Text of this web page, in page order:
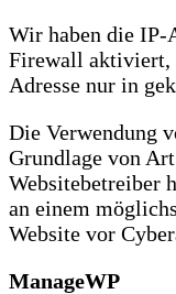
Wir haben die
Firewall aktiviert,
Adresse nur in
Die Verwendung
Grundlage von
Websitebetreiber
an einem
Website vor
ManageWP